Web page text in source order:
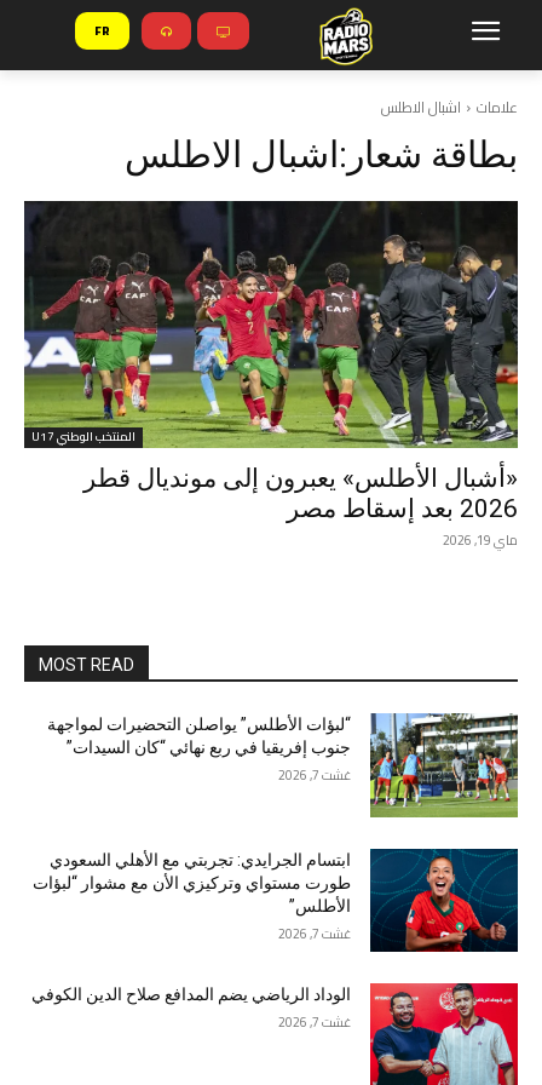
FR
علامات اشبال الاطلس
بطاقة شعار:اشبال الاطلس
المنتخب الوطني U17
«أشبال الأطلس» يعبرون إلى مونديال قطر
2026 بعد إسقاط مصر
ماي 19, 2026
MOST READ
“لبؤات الأطلس” يواصلن التحضيرات لمواجهة
جنوب إفريقيا في ربع نهائي “كان السيدات”
غشت 7, 2026
ابتسام الجرايدي: تجربتي مع الأهلي السعودي
طورت مستواي وتركيزي الأن مع مشوار “لبؤات
الأطلس”
غشت 7, 2026
الوداد الرياضي يضم المدافع صلاح الدين الكوفي
غشت 7, 2026